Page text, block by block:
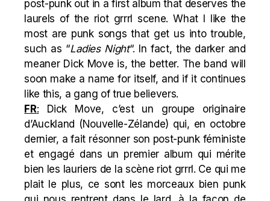
post-punk out in a first album that deserves the
laurels of the riot grrrl scene. What I like the
most are punk songs that get us into trouble,
such as “Ladies Night“. In fact, the darker and
meaner Dick Move is, the better. The band will
soon make a name for itself, and if it continues
like this, a gang of true believers.
FR: Dick Move, c’est un groupe originaire
d’Auckland (Nouvelle-Zélande) qui, en octobre
dernier, a fait résonner son post-punk féministe
et engagé dans un premier album qui mérite
bien les lauriers de la scène riot grrrl. Ce qui me
plait le plus, ce sont les morceaux bien punk